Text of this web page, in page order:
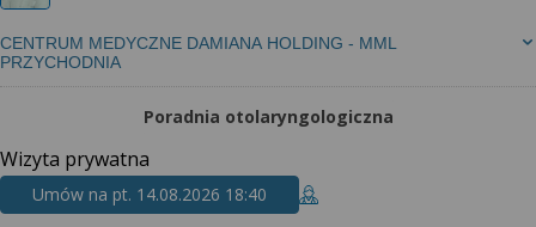
CENTRUM MEDYCZNE DAMIANA HOLDING - MML
PRZYCHODNIA
Poradnia otolaryngologiczna
Wizyta prywatna
Umów na pt. 14.08.2026 18:40